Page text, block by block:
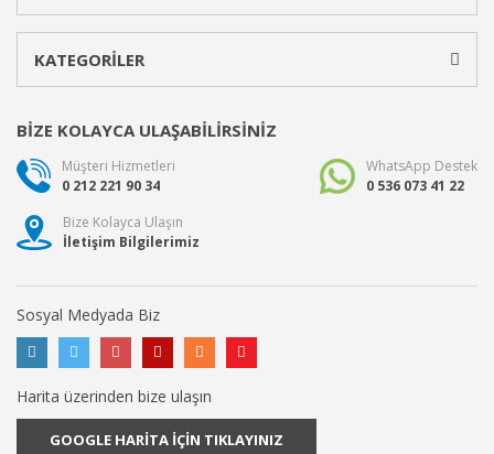
KATEGORİLER
BİZE KOLAYCA ULAŞABİLİRSİNİZ
Müşteri Hizmetleri
0 212 221 90 34
WhatsApp Destek
0 536 073 41 22
Bize Kolayca Ulaşın
İletişim Bilgilerimiz
Sosyal Medyada Biz
Harita üzerinden bize ulaşın
GOOGLE HARİTA İÇİN TIKLAYINIZ